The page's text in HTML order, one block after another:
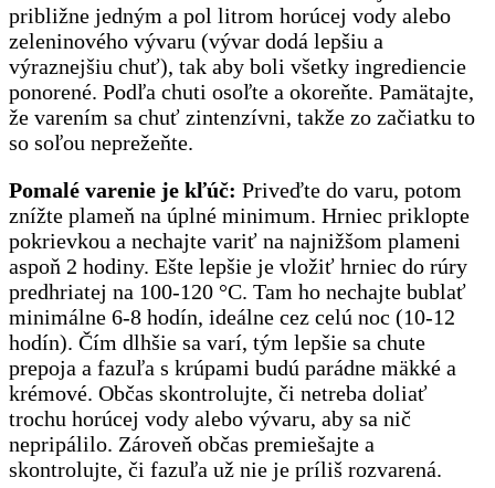
približne jedným a pol litrom horúcej vody alebo
zeleninového vývaru (vývar dodá lepšiu a
výraznejšiu chuť), tak aby boli všetky ingrediencie
ponorené. Podľa chuti osoľte a okoreňte. Pamätajte,
že varením sa chuť zintenzívni, takže zo začiatku to
so soľou neprežeňte.
Pomalé varenie je kľúč: Priveďte do varu, potom
znížte plameň na úplné minimum. Hrniec priklopte
pokrievkou a nechajte variť na najnižšom plameni
aspoň 2 hodiny. Ešte lepšie je vložiť hrniec do rúry
predhriatej na 100-120 °C. Tam ho nechajte bublať
minimálne 6-8 hodín, ideálne cez celú noc (10-12
hodín). Čím dlhšie sa varí, tým lepšie sa chute
prepoja a fazuľa s krúpami budú parádne mäkké a
krémové. Občas skontrolujte, či netreba doliať
trochu horúcej vody alebo vývaru, aby sa nič
nepripálilo. Zároveň občas premiešajte a
skontrolujte, či fazuľa už nie je príliš rozvarená.